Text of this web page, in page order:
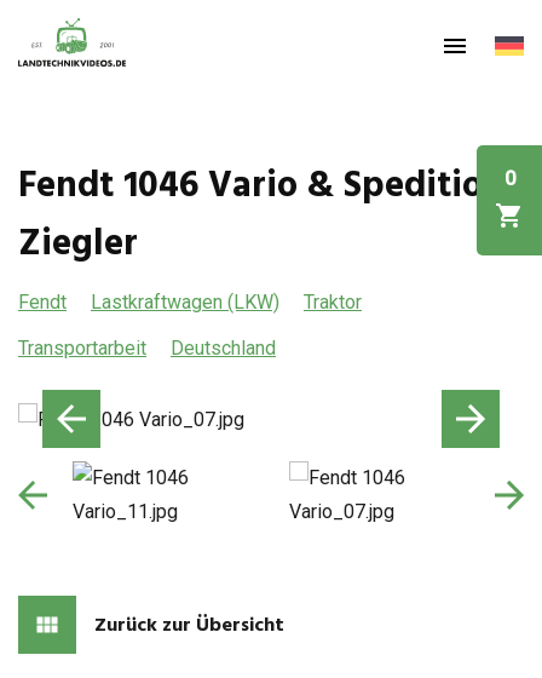
0
Fendt 1046 Vario & Spedition
Ziegler
Fendt Lastkraftwagen (LKW)
Traktor
Transportarbeit
Deutschland
Zurück zur Übersicht